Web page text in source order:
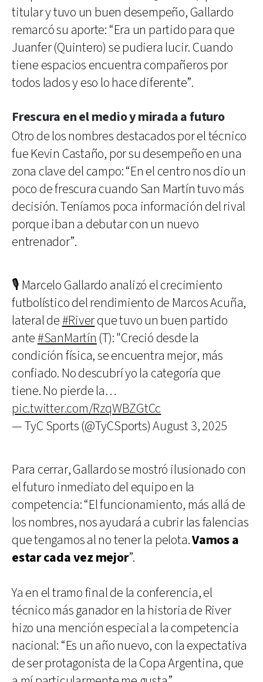
titular y tuvo un buen desempeño, Gallardo
remarcó su aporte: “Era un partido para que
Juanfer (Quintero) se pudiera lucir. Cuando
tiene espacios encuentra compañeros por
todos lados y eso lo hace diferente”.
Frescura en el medio y mirada a futuro
Otro de los nombres destacados por el técnico
fue Kevin Castaño, por su desempeño en una
zona clave del campo: “En el centro nos dio un
poco de frescura cuando San Martín tuvo más
decisión. Teníamos poca información del rival
porque iban a debutar con un nuevo
entrenador”.
🎙️ Marcelo Gallardo analizó el crecimiento
futbolístico del rendimiento de Marcos Acuña,
lateral de#Riverque tuvo un buen partido
ante#SanMartín (T): "Creció desde la
condición física, se encuentra mejor, más
confiado. No descubrí yo la categoría que
tiene. No pierde la…
pic.twitter.com/RzqWBZGtCc
— TyC Sports (@TyCSports)August 3, 2025
Para cerrar, Gallardo se mostró ilusionado con
el futuro inmediato del equipo en la
competencia: “El funcionamiento, más allá de
los nombres, nos ayudará a cubrir las falencias
que tengamos al no tener la pelota.Vamos a
estar cada vez mejor”.
Ya en el tramo final de la conferencia, el
técnico más ganador en la historia de River
hizo una mención especial a la competencia
nacional: “Es un año nuevo, con la expectativa
de ser protagonista de la Copa Argentina, que